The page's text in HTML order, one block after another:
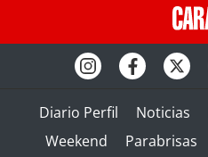
Diario Perfil Noticias
Weekend
Parabrisas